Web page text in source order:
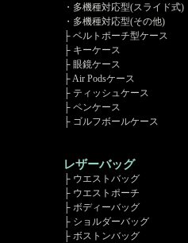
・多機種対応型(スライド式)
・多機種対応型(その他)
├ ベルトポーチ型ケース
├ キーケース
├ 眼鏡ケース
├ Air Podsケース
├ ティッシュケース
├ ペンケース
├ ゴルフボールケース
レザーバッグ
├ ウエストバッグ
├ ウエストポーチ
├ ボディーバッグ
├ ショルダーバッグ
├ ボストンバッグ